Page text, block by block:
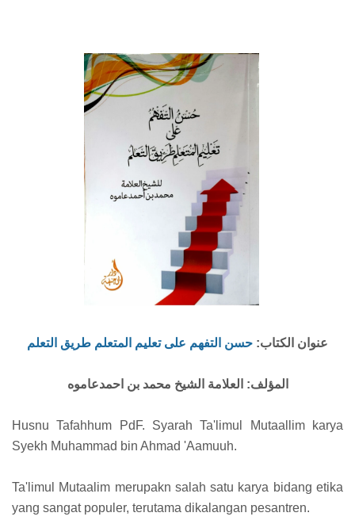
عنوان الكتاب: حسن التفهم على تعليم المتعلم طريق التعلم
المؤلف: العلامة الشيخ محمد بن احمدعاموه
Husnu Tafahhum PdF. Syarah Ta'limul Mutaallim karya
Syekh Muhammad bin Ahmad 'Aamuuh.
Ta'limul Mutaalim merupakn salah satu karya bidang etika
yang sangat populer, terutama dikalangan pesantren.